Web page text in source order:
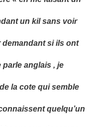
un kil sans voir
demandant si ils ont
anglais , je
la cote qui semble
quelqu’un